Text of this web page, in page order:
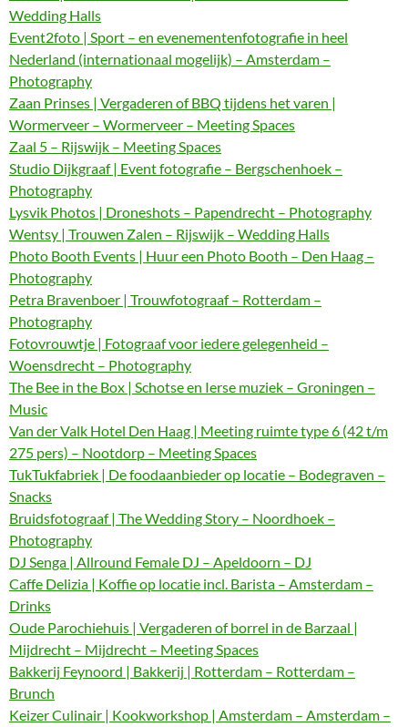
Wedding Halls
Event2foto | Sport – en evenementenfotografie in heel
Nederland (internationaal mogelijk) – Amsterdam –
Photography
Zaan Prinses | Vergaderen of BBQ tijdens het varen |
Wormerveer – Wormerveer – Meeting Spaces
Zaal 5 – Rijswijk – Meeting Spaces
Studio Dijkgraaf | Event fotografie – Bergschenhoek –
Photography
Lysvik Photos | Droneshots – Papendrecht – Photography
Wentsy | Trouwen Zalen – Rijswijk – Wedding Halls
Photo Booth Events | Huur een Photo Booth – Den Haag –
Photography
Petra Bravenboer | Trouwfotograaf – Rotterdam –
Photography
Fotovrouwtje | Fotograaf voor iedere gelegenheid –
Woensdrecht – Photography
The Bee in the Box | Schotse en Ierse muziek – Groningen –
Music
Van der Valk Hotel Den Haag | Meeting ruimte type 6 (42 t/m
275 pers) – Nootdorp – Meeting Spaces
TukTukfabriek | De foodaanbieder op locatie – Bodegraven –
Snacks
Bruidsfotograaf | The Wedding Story – Noordhoek –
Photography
DJ Senga | Allround Female DJ – Apeldoorn – DJ
Caffe Delizia | Koffie op locatie incl. Barista – Amsterdam –
Drinks
Oude Parochiehuis | Vergaderen of borrel in de Barzaal |
Mijdrecht – Mijdrecht – Meeting Spaces
Bakkerij Feynoord | Bakkerij | Rotterdam – Rotterdam –
Brunch
Keizer Culinair | Kookworkshop | Amsterdam – Amsterdam –